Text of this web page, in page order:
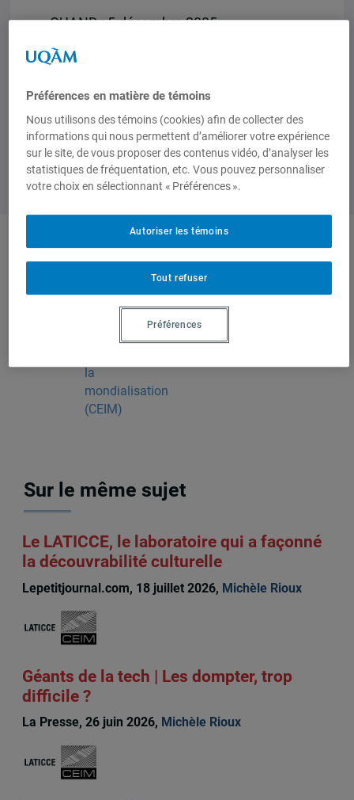
QUAND : 5 décembre 2005
De 12h30 à 14h00
Produit par
d'études sur
la
mondialisation
(CEIM)
Sur le même sujet
Le LATICCE, le laboratoire qui a façonné
la découvrabilité culturelle
Lepetitjournal.com, 18 juillet 2026, Michèle Rioux
Géants de la tech | Les dompter, trop
difficile ?
La Presse, 26 juin 2026, Michèle Rioux
Préférences en matière de témoins
Nous utilisons des témoins (cookies) afin de collecter des
informations qui nous permettent d’améliorer votre expérience
sur le site, de vous proposer des contenus vidéo, d’analyser les
statistiques de fréquentation, etc. Vous pouvez personnaliser
votre choix en sélectionnant « Préférences ».
Tout refuser
Autoriser les témoins
Préférences